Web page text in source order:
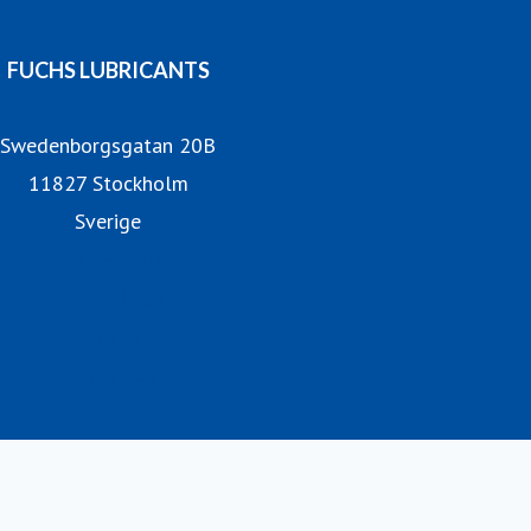
FUCHS LUBRICANTS
Swedenborgsgatan 20B
11827 Stockholm
Sverige